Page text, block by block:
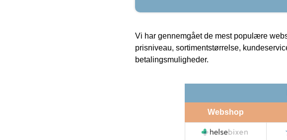
Vi har gennemgået de mest populære
prisniveau, sortimentstørrelse,
betalingsmuligheder.
Webshop